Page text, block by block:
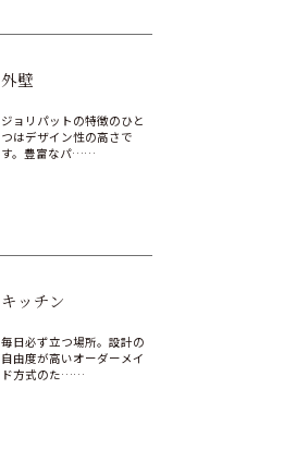
外壁
ジョリパットの特徴のひと
つはデザイン性の高さで
す。豊富なパ……
キッチン
毎日必ず立つ場所。設計の
自由度が高いオーダーメイ
ド方式のた……